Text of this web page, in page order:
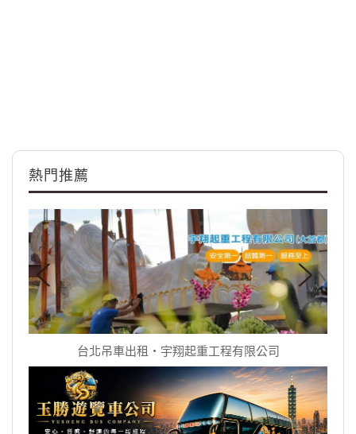
熱門推薦
台北吊車出租‧宇翔起重工程有限公司